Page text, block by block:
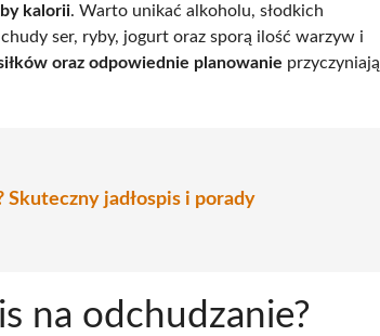
kalorii. Warto unikać alkoholu, słodkich
ser, ryby, jogurt oraz sporą ilość warzyw i
oraz odpowiednie planowanie przyczyniają
Skuteczny jadłospis i porady
na odchudzanie?